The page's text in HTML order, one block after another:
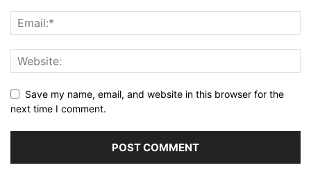
Save my name, email, and website in this browser for the
next time I comment.